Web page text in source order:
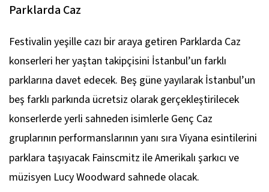
Parklarda Caz
Festivalin yeşille cazı bir araya getiren Parklarda Caz
konserleri her yaştan takipçisini İstanbul’un farklı
parklarına davet edecek. Beş güne yayılarak İstanbul’un
beş farklı parkında ücretsiz olarak gerçekleştirilecek
konserlerde yerli sahneden isimlerle Genç Caz
gruplarının performanslarının yanı sıra Viyana esintilerini
parklara taşıyacak Fainscmitz ile Amerikalı şarkıcı ve
müzisyen Lucy Woodward sahnede olacak.